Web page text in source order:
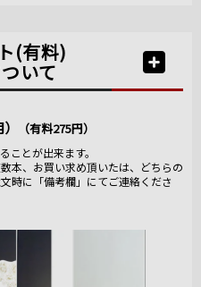
(有料)
いて
（有料275円）
ことが出来ます。
本、お買い求め頂いたは、どちらの
時に「備考欄」にてご連絡くださ